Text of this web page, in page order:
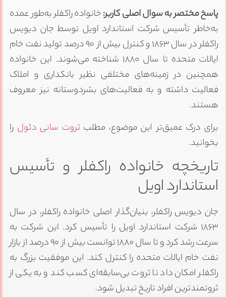
پاسخ مختصر به سوال اصلی کاربر:خانواده راکفلر به‌طور عمده
به‌خاطر تأسیس شرکت استاندارد اویل توسط جان دیویس
راکفلر در سال ۱۸۶۳ و کنترل بیش از ۹۰ درصد تولید نفت خام
ایالات متحده تا سال ۱۸۸۰ شناخته می‌شوند. این خانواده
همچنین در زمینه‌های مختلفی نظیر بانکداری و املاک
فعالیت داشته و به فعالیت‌های بشردوستانه نیز معروف
هستند.
برای درک عمیق‌تر این موضوع، مطلب ثروت سانی دئولرا
بخوانید.
تاریخچه خانواده راکفلر و تأسیس
استاندارد اویل
جان دیویس راکفلر، بنیان‌گذار اصلی خانواده راکفلر، در سال
۱۸۶۳ شرکت استاندارد اویل را تأسیس کرد. این شرکت به
سرعت رشد کرد و تا سال ۱۸۸۰ توانست بیش از ۹۰ درصد از بازار
نفت خام ایالات متحده را کنترل کند. این موفقیت بزرگ به
راکفلر امکان داد تا ثروت بی‌سابقه‌ای کسب کند و به یکی از
ثروتمندترین افراد تاریخ تبدیل شود.